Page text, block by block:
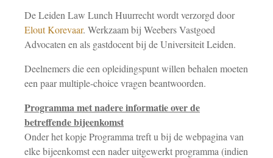
De Leiden Law Lunch Huurrecht wordt verzorgd door
Elout Korevaar. Werkzaam bij Weebers Vastgoed
Advocaten en als gastdocent bij de Universiteit Leiden.
Deelnemers die een opleidingspunt willen behalen moeten
een paar multiple-choice vragen beantwoorden.
Programma met nadere informatie over de
betreffende bijeenkomst
Onder het kopje Programma treft u bij de webpagina van
elke bijeenkomst een nader uitgewerkt programma (indien